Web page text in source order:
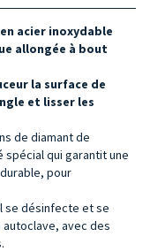
acier inoxydable
allongée à bout
la surface de
et lisser les
de diamant de
qui garantit une
pour
se désinfecte et se
autoclave, avec des